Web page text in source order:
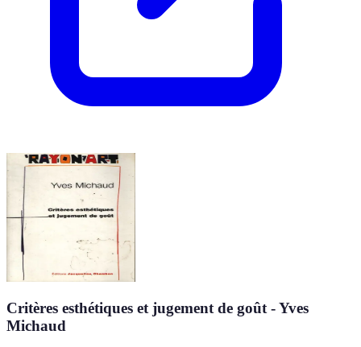
Critères esthétiques et jugement de goût - Yves
Michaud